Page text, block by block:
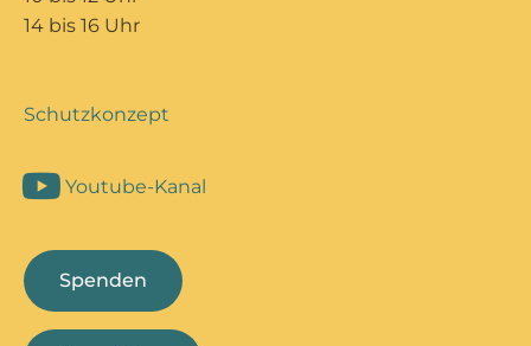
14 bis 16 Uhr
Schutzkonzept
Youtube-Kanal
Spenden